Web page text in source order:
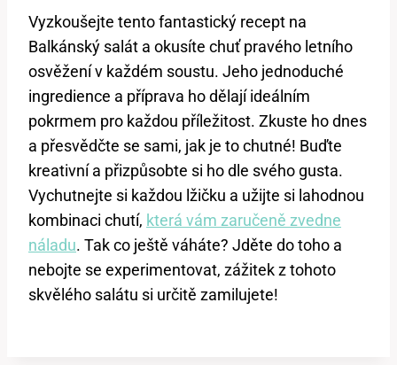
Vyzkoušejte tento⁢ fantastický ‌recept⁤ na
‌Balkánský salát a okusíte chuť ​pravého letního
osvěžení v ‌každém soustu. ⁣Jeho jednoduché
ingredience a příprava​ ho dělají ideálním
pokrmem pro každou příležitost. Zkuste ho ​dnes
a přesvědčte se sami, jak je to chutné! Buďte
⁣kreativní a přizpůsobte si ho⁣ dle ⁣svého gusta.
⁤Vychutnejte si každou lžičku a užijte si lahodnou
kombinaci chutí, která vám zaručeně zvedne
náladu. Tak co ještě váháte? Jděte‌ do toho‌ a
nebojte se experimentovat, zážitek ​z tohoto
skvělého salátu si určitě zamilujete!